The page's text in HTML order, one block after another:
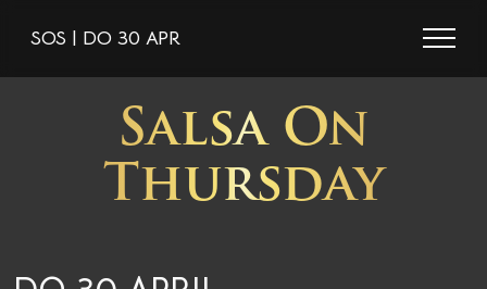
SOS | DO 30 APR
Salsa On
Thursday